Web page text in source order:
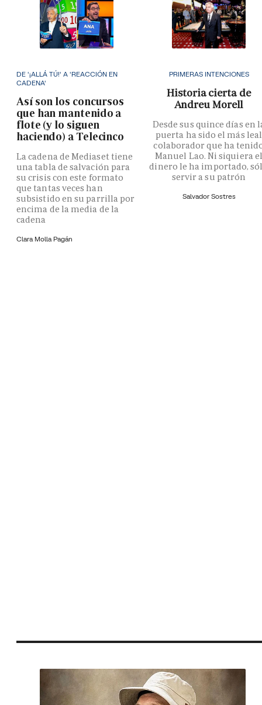
DE '¡ALLÁ TÚ!' A 'REACCIÓN EN
CADENA'
Así son los concursos
que han mantenido a
flote (y lo siguen
haciendo) a Telecinco
La cadena de Mediaset tiene
una tabla de salvación para
su crisis con este formato
que tantas veces han
subsistido en su parrilla por
encima de la media de la
cadena
Clara Molla Pagán
PRIMERAS INTENCIONES
Historia cierta de
Andreu Morell
Desde sus quince días en
puerta ha sido el más leal
colaborador que ha
Manuel Lao. Ni siquiera
dinero le ha importado,
servir a su patrón
Salvador Sostres